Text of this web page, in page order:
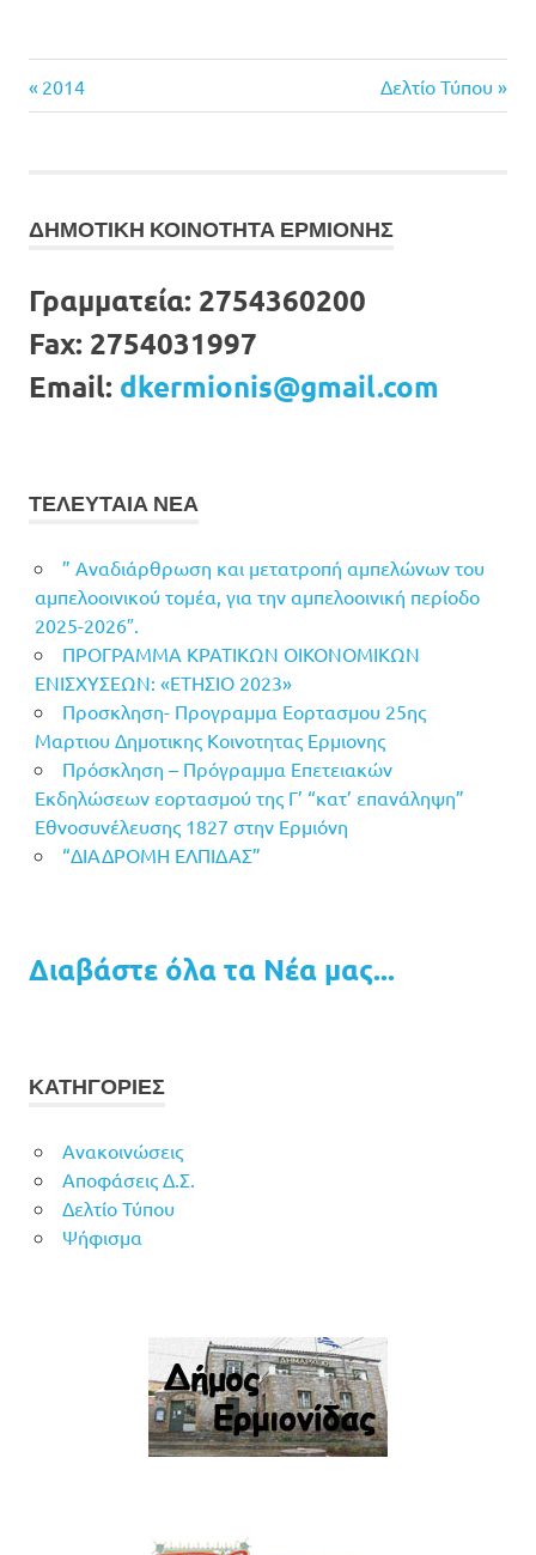
Πλοήγηση
Previous
Post:
2014
Next
Post:
Δελτίο Τύπου
ΔΗΜΟΤΙΚΗ ΚΟΙΝΟΤΗΤΑ ΕΡΜΙΟΝΗΣ
Γραμματεία: 2754360200
Fax: 2754031997
Email: dkermionis@gmail.com
ΤΕΛΕΥΤΑΙΑ ΝΕΑ
” Αναδιάρθρωση και μετατροπή αμπελώνων του
αμπελοοινικού τομέα, για την αμπελοοινική περίοδο
2025-2026″.
ΠΡΟΓΡΑΜΜΑ ΚΡΑΤΙΚΩΝ ΟΙΚΟΝΟΜΙΚΩΝ
ΕΝΙΣΧΥΣΕΩΝ: «ΕΤΗΣΙΟ 2023»
Προσκληση- Προγραμμα Εορτασμου 25ης
Μαρτιου Δημοτικης Κοινοτητας Ερμιονης
Πρόσκληση – Πρόγραμμα Επετειακών
Εκδηλώσεων εορτασμού της Γ’ “κατ’ επανάληψη”
Εθνοσυνέλευσης 1827 στην Ερμιόνη
“ΔΙΑΔΡΟΜΗ ΕΛΠΙΔΑΣ”
Διαβάστε όλα τα Νέα μας...
ΚΑΤΗΓΟΡΙΕΣ
Ανακοινώσεις
Αποφάσεις Δ.Σ.
Δελτίο Τύπου
Ψήφισμα